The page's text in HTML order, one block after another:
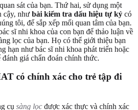
sát của bạn. Thứ hai, sử dụng một
cậy, như bài kiểm tra dấu hiệu tự kỷ có
tôi, để sắp xếp mối quan tâm của bạn.
sĩ nhi khoa của con bạn để thảo luận về
lọc của bạn. Họ có thể giới thiệu bạn
hạn như bác sĩ nhi khoa phát triển hoặc
giá chẩn đoán chính thức.
có chính xác cho trẻ tập đi
cụ sàng lọc được xác thực và chính xác